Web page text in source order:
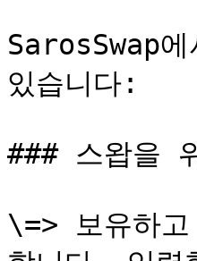
SarosSwap
있습니다:
### 스왑을
\=> 보유하